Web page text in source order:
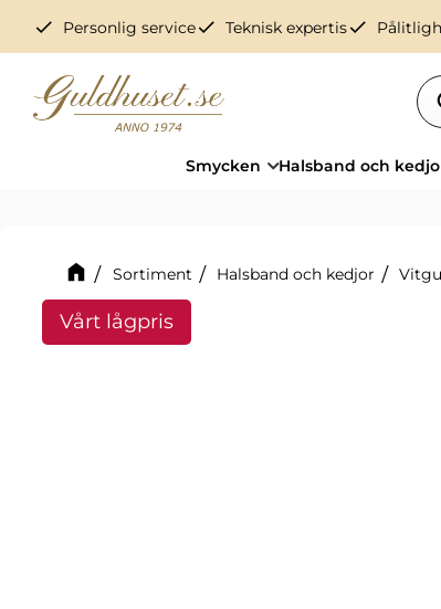
check Personlig servicecheck Teknisk expertischeck
Smycken Halsband och
Sortiment Halsband och kedjor